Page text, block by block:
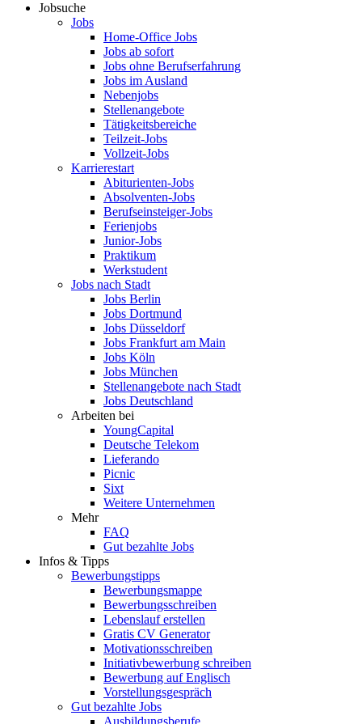
Jobsuche
Jobs
Home-Office Jobs
Jobs ab sofort
Jobs ohne Berufserfahrung
Jobs im Ausland
Nebenjobs
Stellenangebote
Tätigkeitsbereiche
Teilzeit-Jobs
Vollzeit-Jobs
Karrierestart
Abiturienten-Jobs
Absolventen-Jobs
Berufseinsteiger-Jobs
Ferienjobs
Junior-Jobs
Praktikum
Werkstudent
Jobs nach Stadt
Jobs Berlin
Jobs Dortmund
Jobs Düsseldorf
Jobs Frankfurt am Main
Jobs Köln
Jobs München
Stellenangebote nach Stadt
Jobs Deutschland
Arbeiten bei
YoungCapital
Deutsche Telekom
Lieferando
Picnic
Sixt
Weitere Unternehmen
Mehr
FAQ
Gut bezahlte Jobs
Infos & Tipps
Bewerbungstipps
Bewerbungsmappe
Bewerbungsschreiben
Lebenslauf erstellen
Gratis CV Generator
Motivationsschreiben
Initiativbewerbung schreiben
Bewerbung auf Englisch
Vorstellungsgespräch
Gut bezahlte Jobs
Ausbildungsberufe